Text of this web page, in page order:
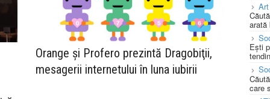
Orange și Profero prezintă Dragobiţii,
mesagerii internetului în luna iubirii
Ești
care